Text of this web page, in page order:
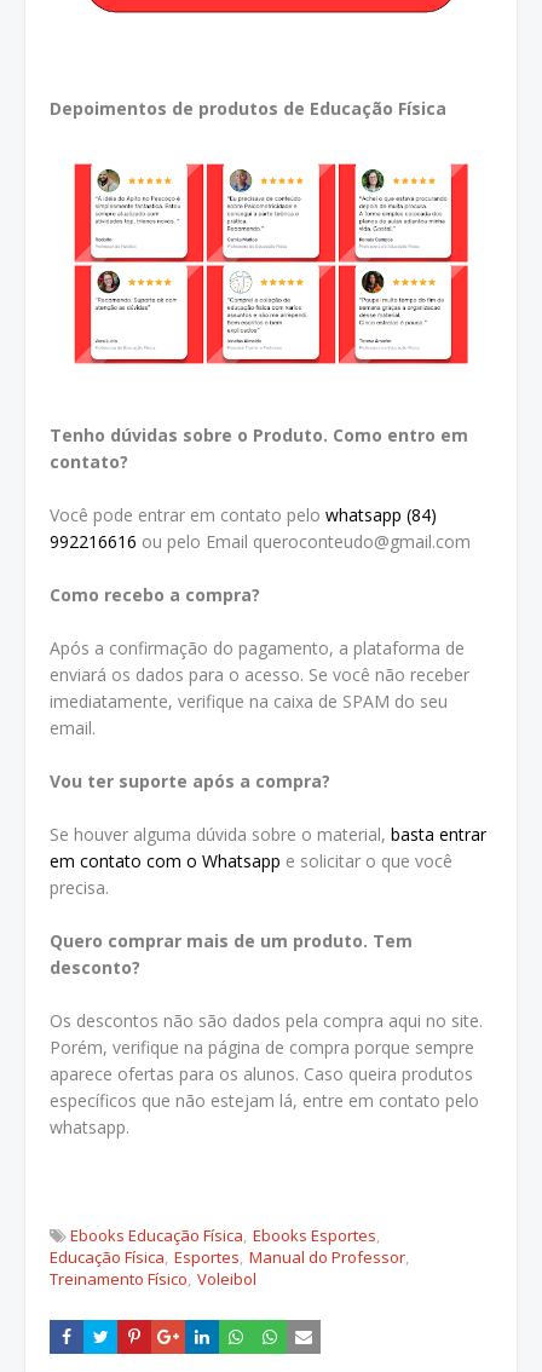
Depoimentos de produtos de Educação Física
Tenho dúvidas sobre o Produto. Como entro em
contato?
Você pode entrar em contato pelo whatsapp (84)
992216616 ou pelo Email queroconteudo@gmail.com
Como recebo a compra?
Após a confirmação do pagamento, a plataforma de
enviará os dados para o acesso. Se você não receber
imediatamente, verifique na caixa de SPAM do seu
email.
Vou ter suporte após a compra?
Se houver alguma dúvida sobre o material, basta entrar
em contato com o Whatsapp e solicitar o que você
precisa.
Quero comprar mais de um produto. Tem
desconto?
Os descontos não são dados pela compra aqui no site.
Porém, verifique na página de compra porque sempre
aparece ofertas para os alunos. Caso queira produtos
específicos que não estejam lá, entre em contato pelo
whatsapp.
Ebooks Educação Física Ebooks Esportes
Educação Física Esportes Manual do Professor
Treinamento Físico Voleibol